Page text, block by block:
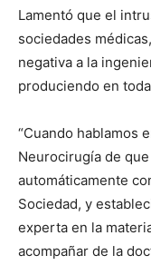
Lamentó que el
sociedades
negativa a la
produciendo en
“Cuando hablamos
Neurocirugía de
automáticamente
Sociedad, y
experta en la
acompañar de la